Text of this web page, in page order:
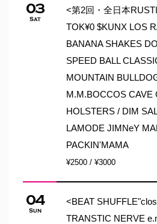
03
Sat
<第2回・全日本
TOK¥0 $KUNX LOS
BANANA SHAKES
SPEED BALL
MOUNTAIN
M.M.BOCCOS CAVE
HOLSTERS / DIM
LAMODE JIMNeY
PACKIN'MAMA
¥2500 / ¥3000
04
Sun
<BEAT
TRANSTIC NERVE